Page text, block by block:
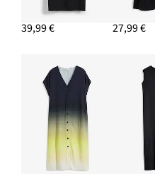
39,99 € 27,99 €